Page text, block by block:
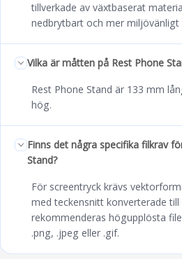
tillverkade av växtbaserat
nedbrytbart och mer miljövänligt
Vilka är måtten på Rest Phone
Rest Phone Stand är 133 mm
hög.
Finns det några specifika filkrav
Stand?
För screentryck krävs
med teckensnitt konverterade
rekommenderas högupplösta
.png, .jpeg eller .gif.